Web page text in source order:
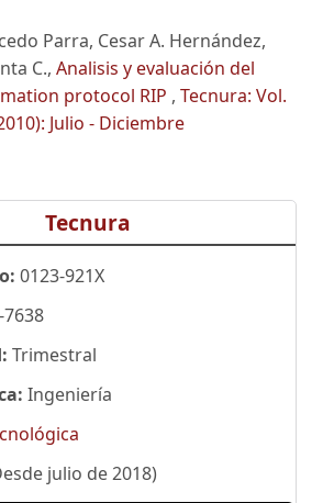
Parra, Cesar A. Hernández,
C., Analisis y evaluación del
protocol RIP , Tecnura: Vol.
Julio - Diciembre
Tecnura
0123-921X
Trimestral
Ingeniería
julio de 2018)